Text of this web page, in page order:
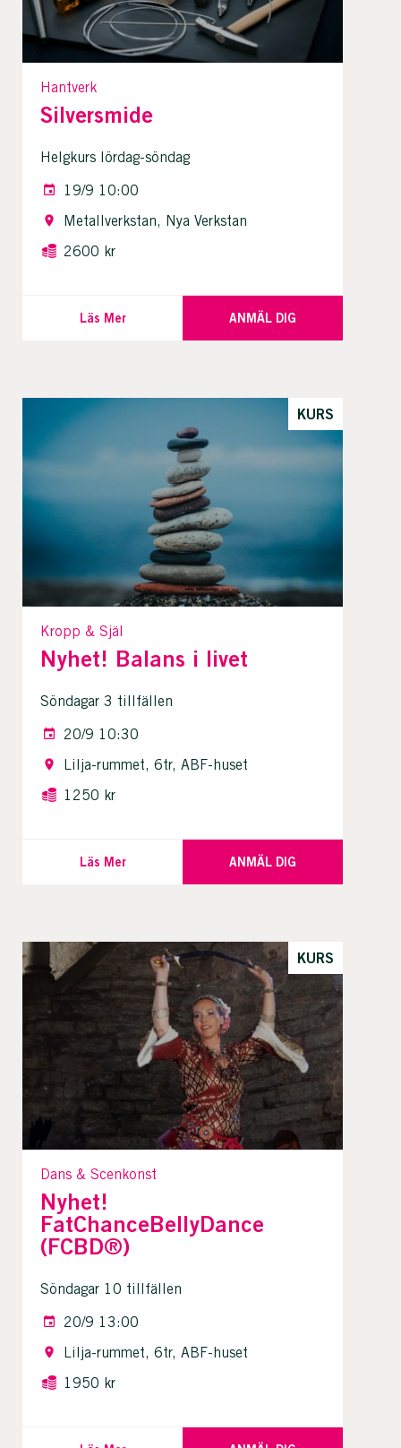
Hantverk
Silversmide
Helgkurs lördag-söndag
19/9 10:00
Metallverkstan, Nya Verkstan
2600 kr
Läs Mer ANMÄL DIG
KURS
Kropp & Själ
Nyhet! Balans i livet
Söndagar 3 tillfällen
20/9 10:30
Lilja-rummet, 6tr, ABF-huset
1250 kr
Läs Mer ANMÄL DIG
KURS
Dans & Scenkonst
Nyhet!
FatChanceBellyDance
(FCBD®)
Söndagar 10 tillfällen
20/9 13:00
Lilja-rummet, 6tr, ABF-huset
1950 kr